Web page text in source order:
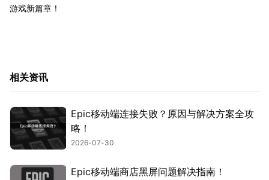
游戏新篇章！
相关资讯
Epic移动端连接失败？原因与解决方案全攻
略！
2026-07-30
Epic移动端商店黑屏问题解决指南！